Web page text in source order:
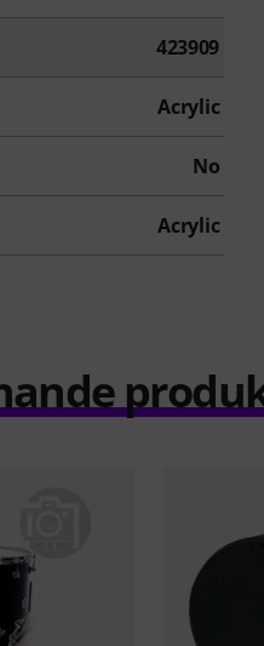
423909
Acrylic
No
Acrylic